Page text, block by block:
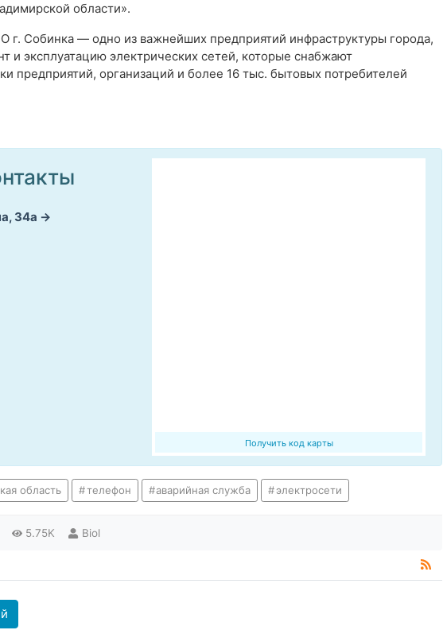
области».
г. Собинка — одно из важнейших предприятий инфраструктуры города,
и эксплуатацию электрических сетей, которые снабжают
предприятий, организаций и более 16 тыс. бытовых потребителей
Получить код карты
34а
область телефон аварийная служба электросети
5.75K Biol